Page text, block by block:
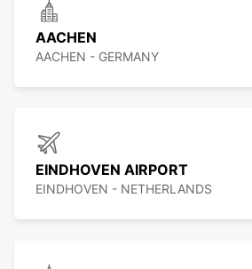
AACHEN
AACHEN - GERMANY
EINDHOVEN AIRPORT
EINDHOVEN - NETHERLANDS